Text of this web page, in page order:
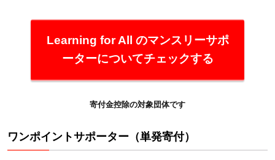
Learning for All のマンスリーサポ
ーターについてチェックする
寄付金控除の対象団体です
ワンポイントサポーター（単発寄付）